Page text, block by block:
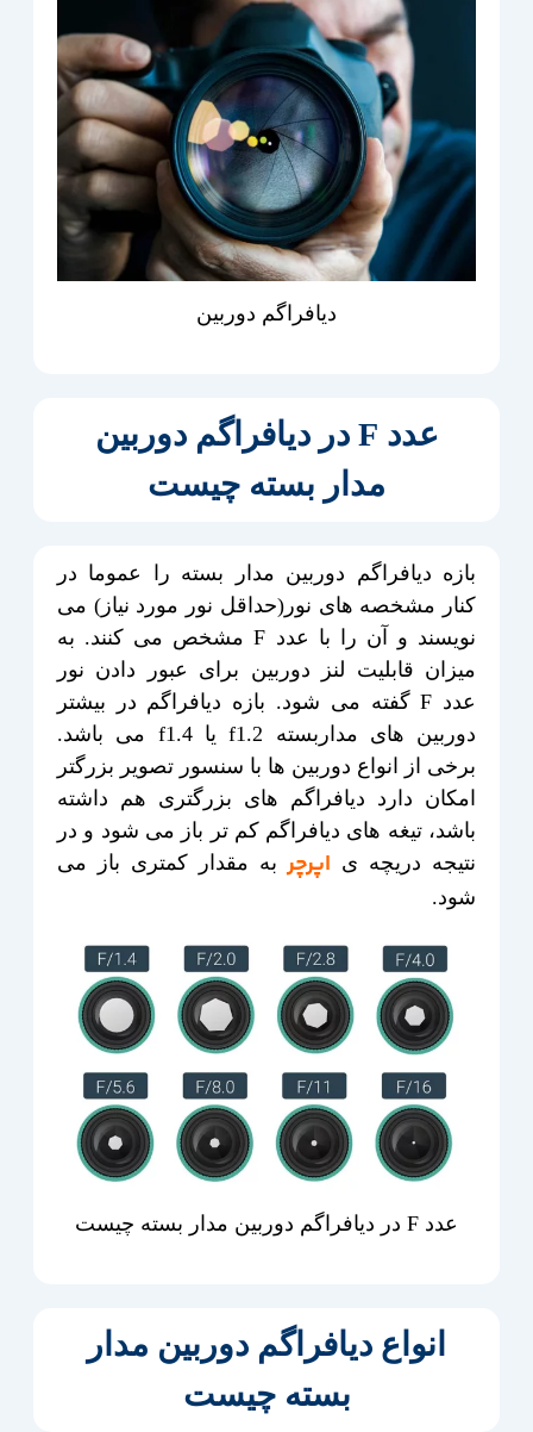
دیافراگم دوربین
عدد F در دیافراگم دوربین
مدار بسته چیست
بازه دیافراگم دوربین مدار بسته را عموما در
کنار مشخصه های نور(حداقل نور مورد نیاز) می
نویسند و آن را با عدد F مشخص می کنند. به
میزان قابلیت لنز دوربین برای عبور دادن نور
عدد F گفته می شود. بازه دیافراگم در بیشتر
دوربین های مداربسته f1.2 یا f1.4 می باشد.
برخی از انواع دوربین ها با سنسور تصویر بزرگتر
امکان دارد دیافراگم های بزرگتری هم داشته
باشد، تیغه های دیافراگم کم تر باز می شود و در
نتیجه دریچه ی اپرچر به مقدار کمتری باز می
شود.
عدد F در دیافراگم دوربین مدار بسته چیست
انواع دیافراگم دوربین مدار
بسته چیست